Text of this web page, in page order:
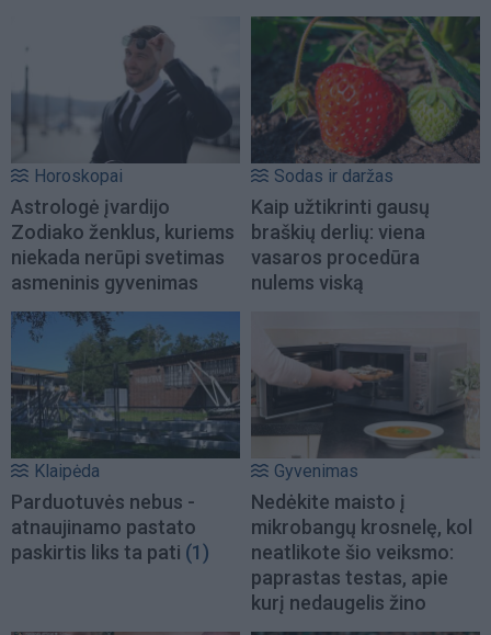
Horoskopai
Astrologė įvardijo
Zodiako ženklus, kuriems
niekada nerūpi svetimas
asmeninis gyvenimas
Sodas ir daržas
Kaip užtikrinti gausų
braškių derlių: viena
vasaros procedūra
nulems viską
Klaipėda
Parduotuvės nebus -
atnaujinamo pastato
paskirtis liks ta pati (1)
Gyvenimas
Nedėkite maisto į
mikrobangų krosnelę, kol
neatlikote šio veiksmo:
paprastas testas, apie
kurį nedaugelis žino